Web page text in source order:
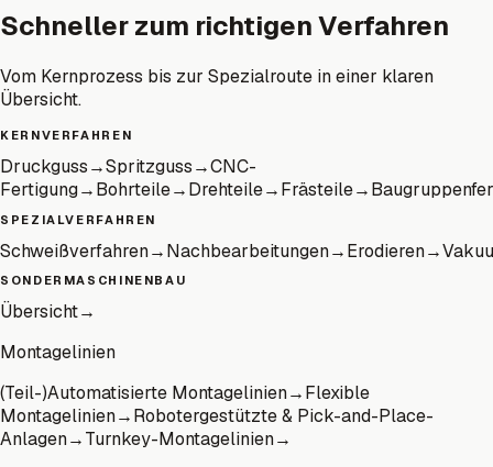
Schneller zum richtigen Verfahren
Vom Kernprozess bis zur Spezialroute in einer klaren
Übersicht.
KERNVERFAHREN
Druckguss→Spritzguss→CNC-
Fertigung→Bohrteile→Drehteile→Frästeile→
SPEZIALVERFAHREN
Schweißverfahren→Nachbearbeitungen→Erodieren→
SONDERMASCHINENBAU
Übersicht→
Montagelinien
(Teil-)Automatisierte Montagelinien→Flexible
Montagelinien→Robotergestützte & Pick-and-Place-
Anlagen→Turnkey-Montagelinien→